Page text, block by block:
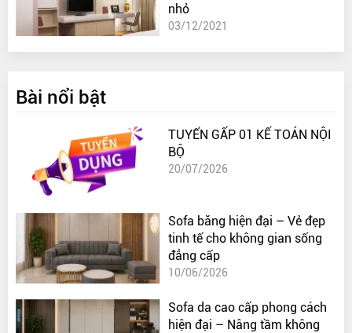
nhỏ
03/12/2021
Bài nổi bật
TUYỂN GẤP 01 KẾ TOÁN NỘI
BỘ
20/07/2026
Sofa băng hiện đại – Vẻ đẹp
tinh tế cho không gian sống
đẳng cấp
10/06/2026
Sofa da cao cấp phong cách
hiện đại – Nâng tầm không